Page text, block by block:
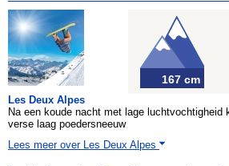
Les Deux Alpes
Na een koude nacht met lage luchtvochtigheid
verse laag poedersneeuw
Lees meer over Les Deux Alpes
167 cm